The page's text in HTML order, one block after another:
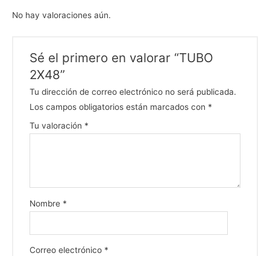
No hay valoraciones aún.
Sé el primero en valorar “TUBO
2X48”
Tu dirección de correo electrónico no será publicada.
Los campos obligatorios están marcados con *
Tu valoración *
Nombre *
Correo electrónico *